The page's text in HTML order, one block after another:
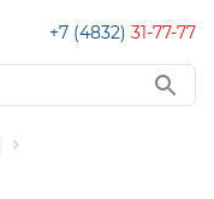
+7 (4832) 31-77-77